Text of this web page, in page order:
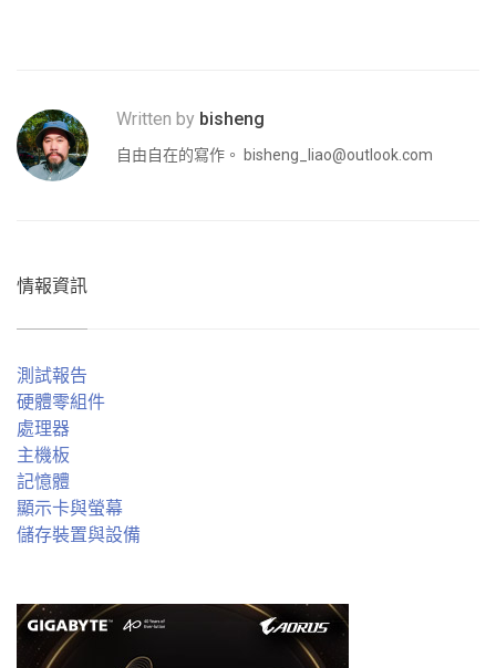
Written by bisheng
自由自在的寫作。 bisheng_liao@outlook.com
情報資訊
測試報告
硬體零組件
處理器
主機板
記憶體
顯示卡與螢幕
儲存裝置與設備